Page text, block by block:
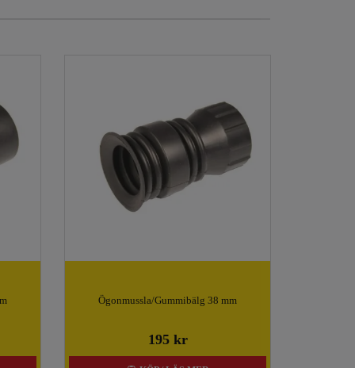
Ögonmussla/Gummibälg 38 mm
195 kr